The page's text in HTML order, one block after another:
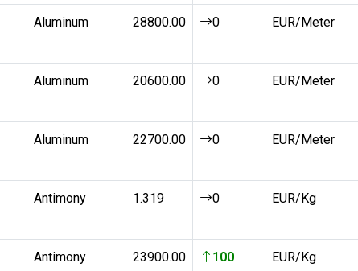
Aluminum 28800.00 0 EUR/Meter
Aluminum 20600.00 0 EUR/Meter
Aluminum 22700.00 0 EUR/Meter
Antimony 1.319 0 EUR/Kg
Antimony 23900.00 100 EUR/Kg